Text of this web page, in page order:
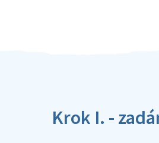
Krok I. -